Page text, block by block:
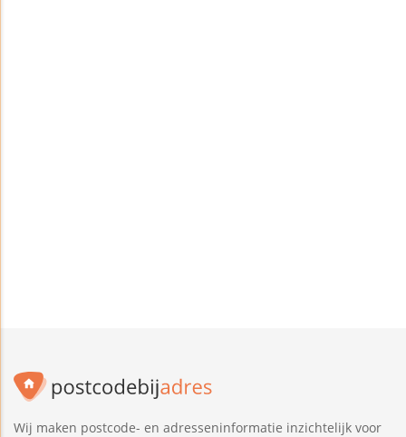
Wij maken postcode- en adresseninformatie inzichtelijk voor